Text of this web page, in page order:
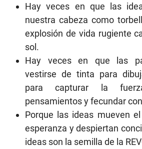
Hay veces en que las
nuestra cabeza como
explosión de vida rugiente
sol.
Hay veces en que las
vestirse de tinta para
para capturar la
pensamientos y fecundar
Porque las ideas mueven
esperanza y despiertan
ideas son la semilla de la